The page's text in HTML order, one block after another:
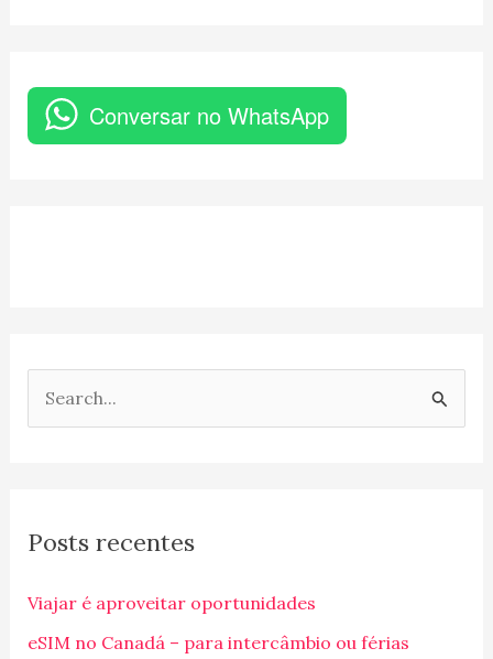
Conversar no WhatsApp
u
s
a
Posts recentes
Viajar é aproveitar oportunidades
eSIM no Canadá – para intercâmbio ou férias